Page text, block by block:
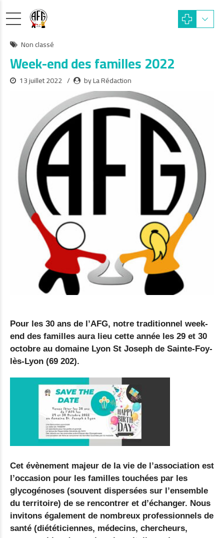
Non classé
Week-end des familles 2022
13 juillet 2022 by La Rédaction
Pour les 30 ans de l’AFG, notre traditionnel week-
end des familles aura lieu cette année les 29 et 30
octobre au domaine Lyon St Joseph de Sainte-Foy-
lès-Lyon (69 202).
Cet évènement majeur de la vie de l’association est
l’occasion pour les familles touchées par les
glycogénoses (souvent dispersées sur l’ensemble
du territoire) de se rencontrer et d’échanger. Nous
invitons également de nombreux professionnels de
santé (diététiciennes, médecins, chercheurs,